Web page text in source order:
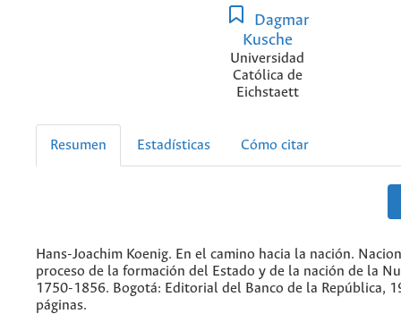
Dagmar
Kusche
Universidad
Católica de
Eichstaett
Resumen Estadísticas Cómo citar
Hans-Joachim Koenig. En el camino hacia la nación.
proceso de la formación del Estado y de la nación de la
1750-1856. Bogotá: Editorial del Banco de la República,
páginas.